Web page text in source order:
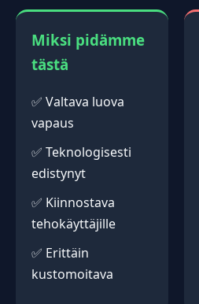
Miksi pidämme
tästä
✅ Valtava luova
vapaus
✅ Teknologisesti
edistynyt
✅ Kiinnostava
tehokäyttäjille
✅ Erittäin
kustomoitava